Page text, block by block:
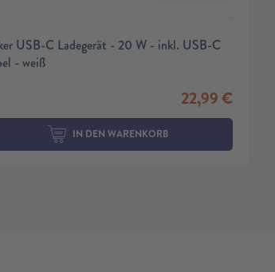
USB-C Ladegerät - 20 W - inkl. USB-C
- weiß
22,99€
IN DEN WARENKORB